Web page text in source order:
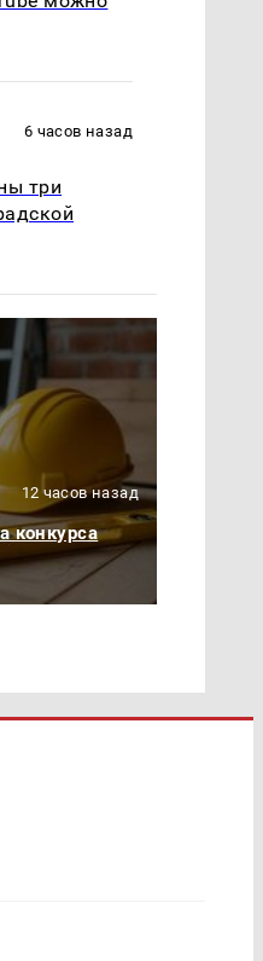
6 часов назад
три
12 часов назад
конкурса